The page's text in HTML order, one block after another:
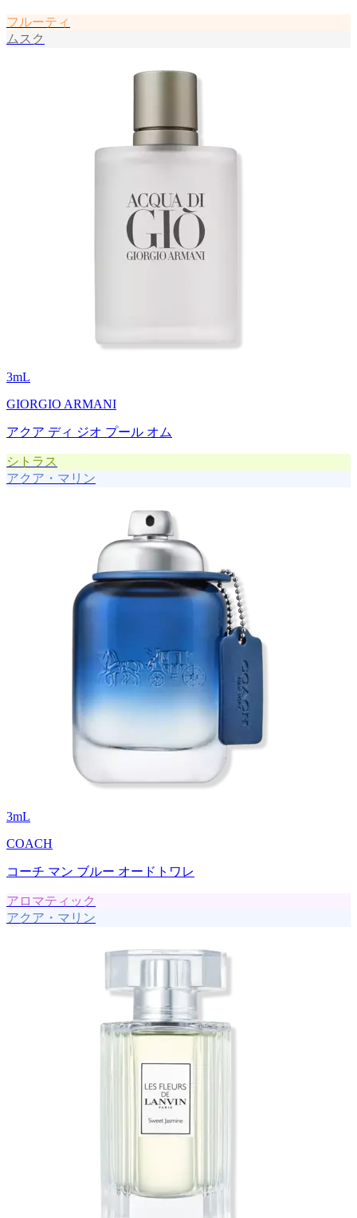
フルーティ
ムスク
3mL
GIORGIO ARMANI
アクア ディ ジオ プール オム
シトラス
アクア・マリン
3mL
COACH
コーチ マン ブルー オードトワレ
アロマティック
アクア・マリン